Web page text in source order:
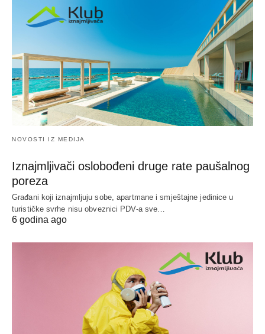
NOVOSTI IZ MEDIJA
Iznajmljivači oslobođeni druge rate paušalnog
poreza
Građani koji iznajmljuju sobe, apartmane i smještajne jedinice u
turističke svrhe nisu obveznici PDV-a sve…
6 godina ago